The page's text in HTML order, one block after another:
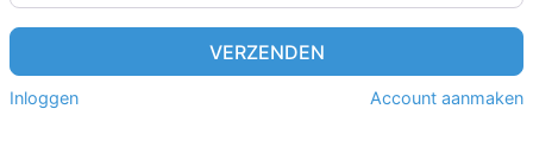
VERZENDEN
Inloggen Account aanmaken